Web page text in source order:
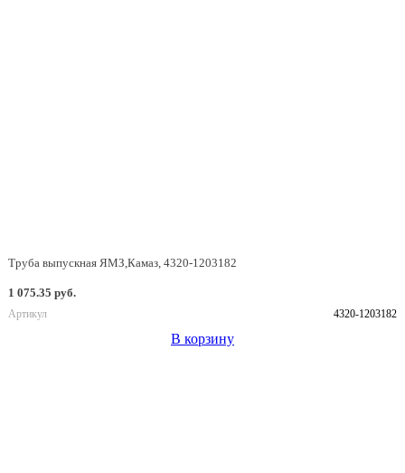
Труба выпускная ЯМЗ,Камаз, 4320-1203182
1 075.35 руб.
Артикул 4320-1203182
В корзину